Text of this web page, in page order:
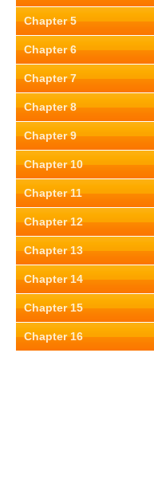
Chapter 5
Chapter 6
Chapter 7
Chapter 8
Chapter 9
Chapter 10
Chapter 11
Chapter 12
Chapter 13
Chapter 14
Chapter 15
Chapter 16